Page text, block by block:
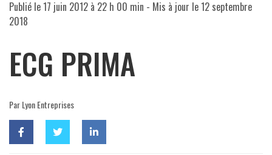
Publié le17 juin 2012 à 22 h 00 min - Mis à jour le12 septembre
2018
ECG PRIMA
Par Lyon Entreprises